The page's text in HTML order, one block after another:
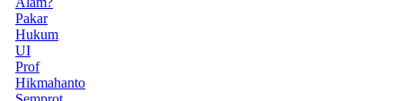
Pakar
Hukum
UI
Prof
Hikmahanto